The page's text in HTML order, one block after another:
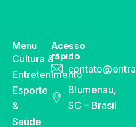
Menu
Cultura &
Entretenimento
Esporte
&
Saúde
Acesso
rápido
Blumenau,
SC – Brasil